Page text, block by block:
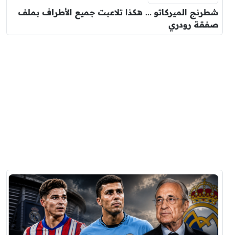
شطرنج الميركاتو … هكذا تلاعبت جميع الأطراف بملف
صفقة رودري